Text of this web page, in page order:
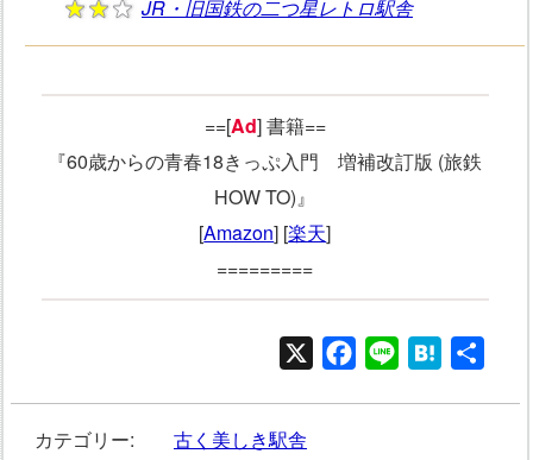
JR・旧国鉄の二つ星レトロ駅舎
==[Ad] 書籍==
『60歳からの青春18きっぷ入門 増補改訂版 (旅鉄
HOW TO)』
[Amazon] [楽天]
=========
Facebook
Line Hatena
カテゴリー:
古く美しき駅舎